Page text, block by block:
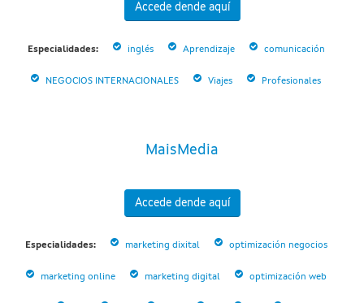
Accede dende aquí
Especialidades: inglés Aprendizaje comunicación
NEGOCIOS INTERNACIONALES Viajes Profesionales
MaisMedia
Accede dende aquí
Especialidades: marketing dixital optimización negocios
marketing online marketing digital optimización web